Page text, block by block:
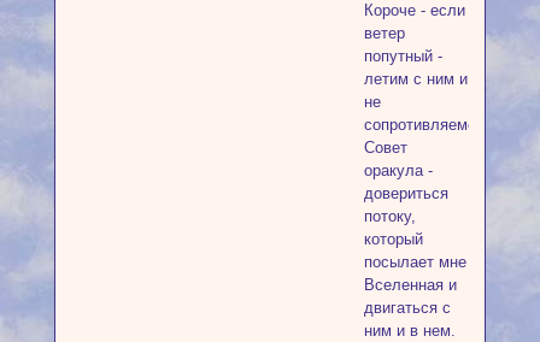
Короче - если
ветер
попутный -
летим с ним и
не
сопротивляемся.
Совет
оракула -
довериться
потоку,
который
посылает мне
Вселенная и
двигаться с
ним и в нем.